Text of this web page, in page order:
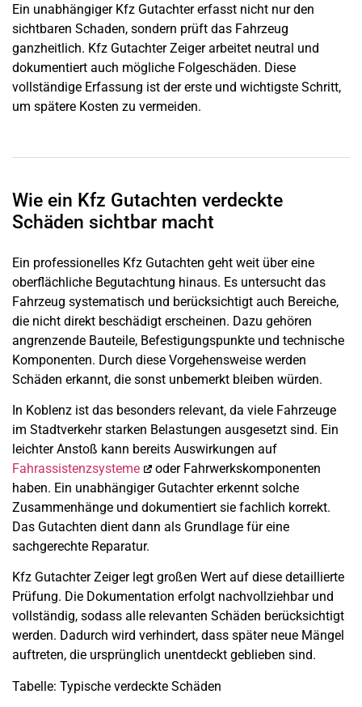
Ein unabhängiger Kfz Gutachter erfasst nicht nur den
sichtbaren Schaden, sondern prüft das Fahrzeug
ganzheitlich. Kfz Gutachter Zeiger arbeitet neutral und
dokumentiert auch mögliche Folgeschäden. Diese
vollständige Erfassung ist der erste und wichtigste Schritt,
um spätere Kosten zu vermeiden.
Wie ein Kfz Gutachten verdeckte
Schäden sichtbar macht
Ein professionelles Kfz Gutachten geht weit über eine
oberflächliche Begutachtung hinaus. Es untersucht das
Fahrzeug systematisch und berücksichtigt auch Bereiche,
die nicht direkt beschädigt erscheinen. Dazu gehören
angrenzende Bauteile, Befestigungspunkte und technische
Komponenten. Durch diese Vorgehensweise werden
Schäden erkannt, die sonst unbemerkt bleiben würden.
In Koblenz ist das besonders relevant, da viele Fahrzeuge
im Stadtverkehr starken Belastungen ausgesetzt sind. Ein
leichter Anstoß kann bereits Auswirkungen auf
Fahrassistenzsysteme
oder Fahrwerkskomponenten
haben. Ein unabhängiger Gutachter erkennt solche
Zusammenhänge und dokumentiert sie fachlich korrekt.
Das Gutachten dient dann als Grundlage für eine
sachgerechte Reparatur.
Kfz Gutachter Zeiger legt großen Wert auf diese detaillierte
Prüfung. Die Dokumentation erfolgt nachvollziehbar und
vollständig, sodass alle relevanten Schäden berücksichtigt
werden. Dadurch wird verhindert, dass später neue Mängel
auftreten, die ursprünglich unentdeckt geblieben sind.
Tabelle: Typische verdeckte Schäden